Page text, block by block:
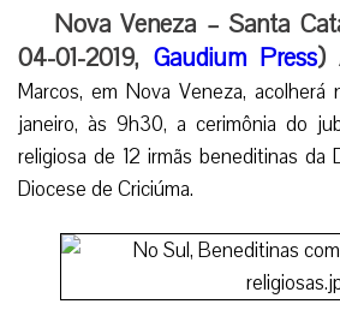
Nova Veneza – Santa
04-01-2019, Gaudium Press)
Marcos, em Nova Veneza, acolherá
janeiro, às 9h30, a cerimônia do
religiosa de 12 irmãs beneditinas da
Diocese de Criciúma.